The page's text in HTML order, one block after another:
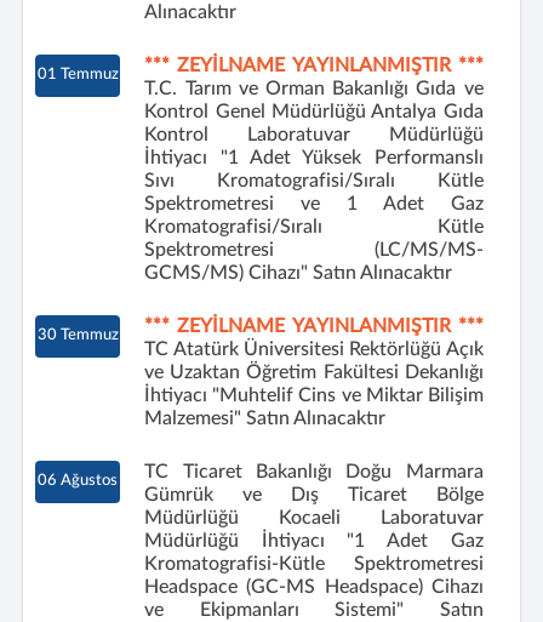
Alınacaktır
01 Temmuz
*** ZEYİLNAME YAYINLANMIŞTIR ***
T.C. Tarım ve Orman Bakanlığı Gıda ve
Kontrol Genel Müdürlüğü Antalya Gıda
Kontrol Laboratuvar Müdürlüğü
İhtiyacı "1 Adet Yüksek Performanslı
Sıvı Kromatografisi/Sıralı Kütle
Spektrometresi ve 1 Adet Gaz
Kromatografisi/Sıralı Kütle
Spektrometresi (LC/MS/MS-
GCMS/MS) Cihazı" Satın Alınacaktır
30 Temmuz
*** ZEYİLNAME YAYINLANMIŞTIR ***
TC Atatürk Üniversitesi Rektörlüğü Açık
ve Uzaktan Öğretim Fakültesi Dekanlığı
İhtiyacı "Muhtelif Cins ve Miktar Bilişim
Malzemesi" Satın Alınacaktır
06 Ağustos
TC Ticaret Bakanlığı Doğu Marmara
Gümrük ve Dış Ticaret Bölge
Müdürlüğü Kocaeli Laboratuvar
Müdürlüğü İhtiyacı "1 Adet Gaz
Kromatografisi-Kütle Spektrometresi
Headspace (GC-MS Headspace) Cihazı
ve Ekipmanları Sistemi" Satın